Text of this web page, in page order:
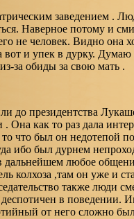
заведением .
Наверное потому и
не человек. Видно она
и упек в дурку. Думаю
за обиды за свою мать .
до президентства
. Она как то раз дала
что был он недотепой
ибо был дурнем
дальнейшем любое
колхоза ,там он уже и
также люди
в поведении.
от него сложно